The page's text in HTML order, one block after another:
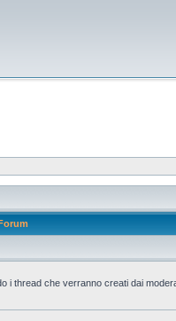
i thread che verranno creati dai